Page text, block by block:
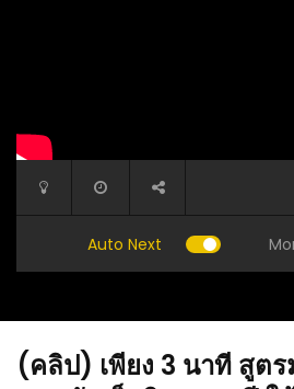
Auto Next
(คลิป) เพียง 3 นาที สูต